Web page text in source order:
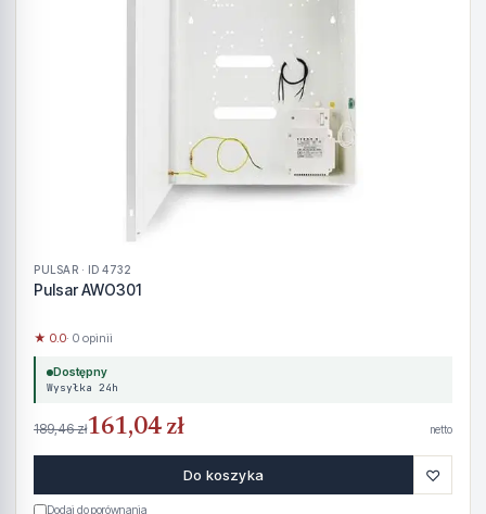
PULSAR · ID 4732
Pulsar AWO301
★ 0.0· 0 opinii
Dostępny
Wysyłka 24h
189,46 zł161,04 zł netto
Do koszyka ♡
Dodaj do porównania